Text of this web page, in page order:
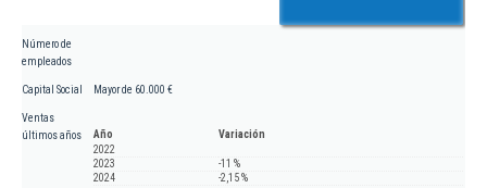
Número de
empleados
Capital Social Mayor de 60.000 €
Ventas
últimos años
Año
Variación
2022
2023
-11 %
2024
-2,15 %